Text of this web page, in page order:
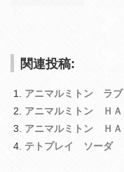
関連投稿:
アニマルミトン ラブ
アニマルミトン Ｈ
アニマルミトン Ｈ
テトプレイ ソーダ